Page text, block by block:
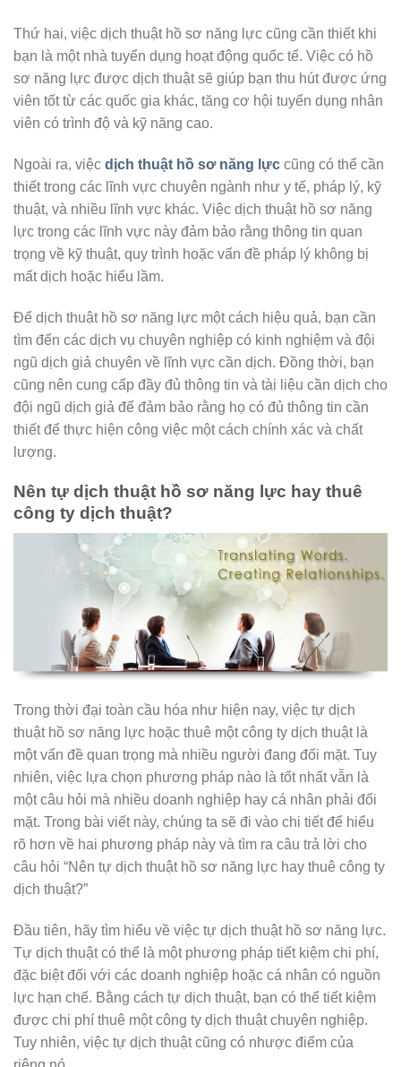
Thứ hai, việc dịch thuật hồ sơ năng lực cũng cần thiết khi
bạn là một nhà tuyển dụng hoạt động quốc tế. Việc có hồ
sơ năng lực được dịch thuật sẽ giúp bạn thu hút được ứng
viên tốt từ các quốc gia khác, tăng cơ hội tuyển dụng nhân
viên có trình độ và kỹ năng cao.
Ngoài ra, việc dịch thuật hồ sơ năng lực cũng có thể cần
thiết trong các lĩnh vực chuyên ngành như y tế, pháp lý, kỹ
thuật, và nhiều lĩnh vực khác. Việc dịch thuật hồ sơ năng
lực trong các lĩnh vực này đảm bảo rằng thông tin quan
trọng về kỹ thuật, quy trình hoặc vấn đề pháp lý không bị
mất dịch hoặc hiểu lầm.
Để dịch thuật hồ sơ năng lực một cách hiệu quả, bạn cần
tìm đến các dịch vụ chuyên nghiệp có kinh nghiệm và đội
ngũ dịch giả chuyên về lĩnh vực cần dịch. Đồng thời, bạn
cũng nên cung cấp đầy đủ thông tin và tài liệu cần dịch cho
đội ngũ dịch giả để đảm bảo rằng họ có đủ thông tin cần
thiết để thực hiện công việc một cách chính xác và chất
lượng.
Nên tự dịch thuật hồ sơ năng lực hay thuê
công ty dịch thuật?
Trong thời đại toàn cầu hóa như hiện nay, việc tự dịch
thuật hồ sơ năng lực hoặc thuê một công ty dịch thuật là
một vấn đề quan trọng mà nhiều người đang đối mặt. Tuy
nhiên, việc lựa chọn phương pháp nào là tốt nhất vẫn là
một câu hỏi mà nhiều doanh nghiệp hay cá nhân phải đối
mặt. Trong bài viết này, chúng ta sẽ đi vào chi tiết để hiểu
rõ hơn về hai phương pháp này và tìm ra câu trả lời cho
câu hỏi “Nên tự dịch thuật hồ sơ năng lực hay thuê công ty
dịch thuật?”
Đầu tiên, hãy tìm hiểu về việc tự dịch thuật hồ sơ năng lực.
Tự dịch thuật có thể là một phương pháp tiết kiệm chi phí,
đặc biệt đối với các doanh nghiệp hoặc cá nhân có nguồn
lực hạn chế. Bằng cách tự dịch thuật, bạn có thể tiết kiệm
được chi phí thuê một công ty dịch thuật chuyên nghiệp.
Tuy nhiên, việc tự dịch thuật cũng có nhược điểm của